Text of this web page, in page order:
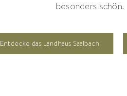
besonders schön.
Entdecke das Landhaus Saalbach